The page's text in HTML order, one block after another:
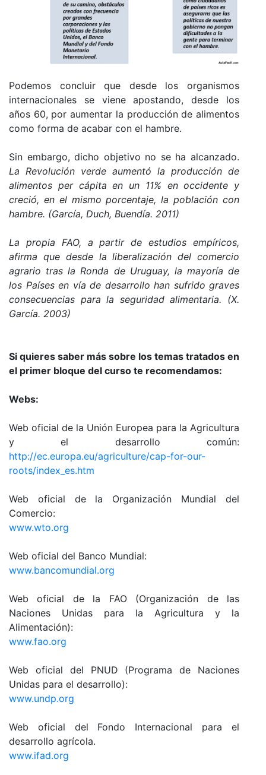
Podemos concluir que desde los organismos
internacionales se viene apostando, desde los
años 60, por aumentar la producción de alimentos
como forma de acabar con el hambre.
Sin embargo, dicho objetivo no se ha alcanzado.
La Revolución verde aumentó la producción de
alimentos per cápita en un 11% en occidente y
creció, en el mismo porcentaje, la población con
hambre. (García, Duch, Buendía. 2011)
La propia FAO, a partir de estudios empíricos,
afirma que desde la liberalización del comercio
agrario tras la Ronda de Uruguay, la mayoría de
los Países en vía de desarrollo han sufrido graves
consecuencias para la seguridad alimentaria. (X.
García. 2003)
Si quieres saber más sobre los temas tratados en
el primer bloque del curso te recomendamos:
Webs:
Web oficial de la Unión Europea para la Agricultura
y el desarrollo común:
http://ec.europa.eu/agriculture/cap-for-our-
roots/index_es.htm
Web oficial de la Organización Mundial del
Comercio:
www.wto.org
Web oficial del Banco Mundial:
www.bancomundial.org
Web oficial de la FAO (Organización de las
Naciones Unidas para la Agricultura y la
Alimentación):
www.fao.org
Web oficial del PNUD (Programa de Naciones
Unidas para el desarrollo):
www.undp.org
Web oficial del Fondo Internacional para el
desarrollo agrícola.
www.ifad.org